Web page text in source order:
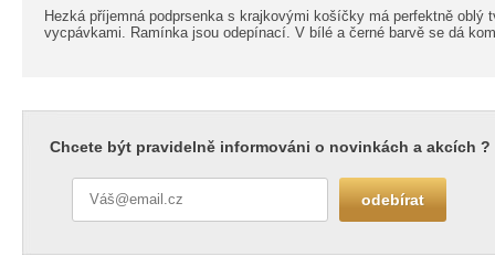
Hezká příjemná podprsenka s krajkovými košíčky má perfektně
vycpávkami. Ramínka jsou odepínací. V bílé a černé barvě se dá
Chcete být pravidelně informováni o novinkách a akcích ?